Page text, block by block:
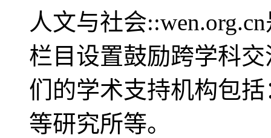
人文与社会
栏目设置鼓励跨学科
们的学术支持机构包
等研究所等。